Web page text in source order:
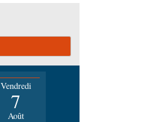
Vendredi
7
Août